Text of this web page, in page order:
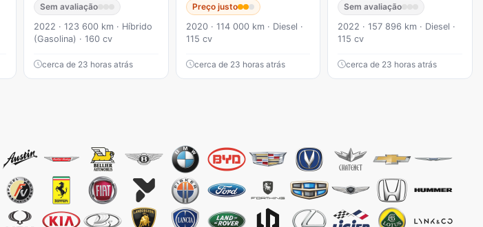
Sem avaliação
2022 · 123 600 km · Híbrido
(Gasolina) · 160 cv
cerca de 23 horas atrás
Preço justo
2020 · 114 000 km · Diesel ·
115 cv
cerca de 23 horas atrás
Sem avaliação
2022 · 157 896 km · Diesel ·
115 cv
cerca de 23 horas atrás